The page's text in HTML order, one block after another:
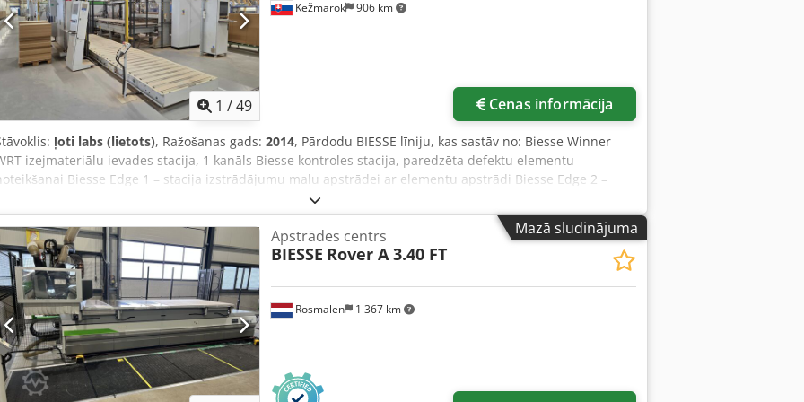
1 /49
Kežmarok 906 km
Cenas informācija
ļoti labs (lietots), Ražošanas gads: 2014, Pārdodu BIESSE līniju, kas sastāv no: Biesse Winner
izejmateriālu ievades stacija, 1 kanāls Biesse kontroles stacija, paredzēta defektu elementu
Biesse Edge 1 – stacija izstrādājumu malu apstrādei ar elementu apstrādi Biesse Edge 2 –
stacija izstrādājumu malu apstrādei Biesse Edge 3 – stacija izstrādājumu elementu apstrādei Biesse Edge
– stacija izstrādājumu elementu apstrādei ar atveru urbšanu un piederumu uzstādīšanu Dodpeznfd
Ujfx Ackokr Wandres putekļu savākšanas iekārta Biesse Winner WRT izstrādājumu ievākšanas un
stacija, 1 kanāls Ražošanas gads – 2014. Stāvoklis – ļoti labs. Pieejams nekavējoties.
apskatīt darba procesā. Piemērots izmantošanai ar dažādiem elementiem. Lai saņemtu vairāk
un informācijas, lūdzu, nosūtiet pieprasījumu.
Mazā sludinājuma
Rosmalen 1 367 km
Apstrādes centrs
BIESSE Rover A 3.40 FT